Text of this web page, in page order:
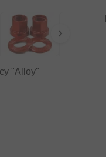
"Alloy"